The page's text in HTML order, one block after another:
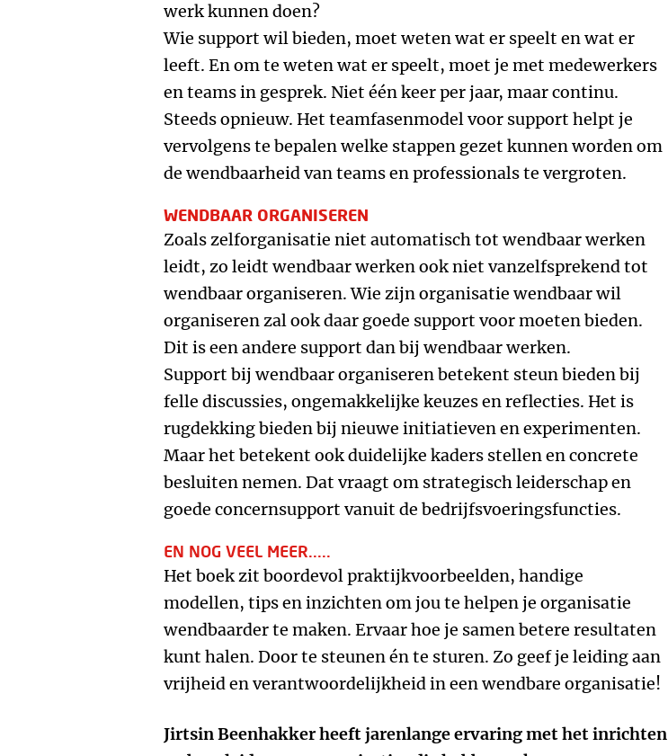
werk kunnen doen?
Wie support wil bieden, moet weten wat er speelt en wat er
leeft. En om te weten wat er speelt, moet je met medewerkers
en teams in gesprek. Niet één keer per jaar, maar continu.
Steeds opnieuw. Het teamfasenmodel voor support helpt je
vervolgens te bepalen welke stappen gezet kunnen worden om
de wendbaarheid van teams en professionals te vergroten.
WENDBAAR ORGANISEREN
Zoals zelforganisatie niet automatisch tot wendbaar werken
leidt, zo leidt wendbaar werken ook niet vanzelfsprekend tot
wendbaar organiseren. Wie zijn organisatie wendbaar wil
organiseren zal ook daar goede support voor moeten bieden.
Dit is een andere support dan bij wendbaar werken.
Support bij wendbaar organiseren betekent steun bieden bij
felle discussies, ongemakkelijke keuzes en reflecties. Het is
rugdekking bieden bij nieuwe initiatieven en experimenten.
Maar het betekent ook duidelijke kaders stellen en concrete
besluiten nemen. Dat vraagt om strategisch leiderschap en
goede concernsupport vanuit de bedrijfsvoeringsfuncties.
EN NOG VEEL MEER.....
Het boek zit boordevol praktijkvoorbeelden, handige
modellen, tips en inzichten om jou te helpen je organisatie
wendbaarder te maken. Ervaar hoe je samen betere resultaten
kunt halen. Door te steunen én te sturen. Zo geef je leiding aan
vrijheid en verantwoordelijkheid in een wendbare organisatie!
Jirtsin Beenhakker heeft jarenlange ervaring met het inrichten